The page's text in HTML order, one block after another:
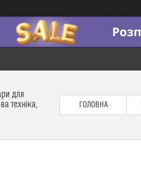
для
техніка,
ГОЛОВНА